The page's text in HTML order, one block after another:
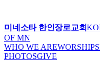
미네소타 한인장로교회
OF MN
WHO WE AREWORSHIP
PHOTOSGIVE